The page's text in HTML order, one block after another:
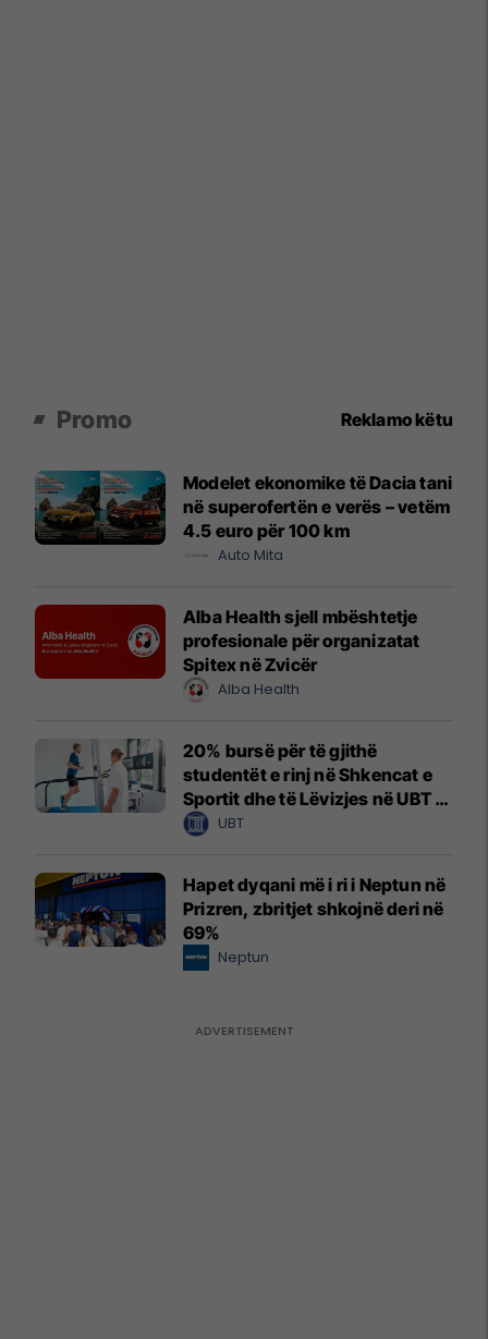
Promo Reklamo këtu
Modelet ekonomike të Dacia tani
në superofertën e verës – vetëm
4.5 euro për 100 km
Auto Mita
Alba Health sjell mbështetje
profesionale për organizatat
Spitex në Zvicër
Alba Health
20% bursë për të gjithë
studentët e rinj në Shkencat e
Sportit dhe të Lëvizjes në UBT –
vendet janë të limituara
UBT
Hapet dyqani më i ri i Neptun në
Prizren, zbritjet shkojnë deri në
69%
Neptun